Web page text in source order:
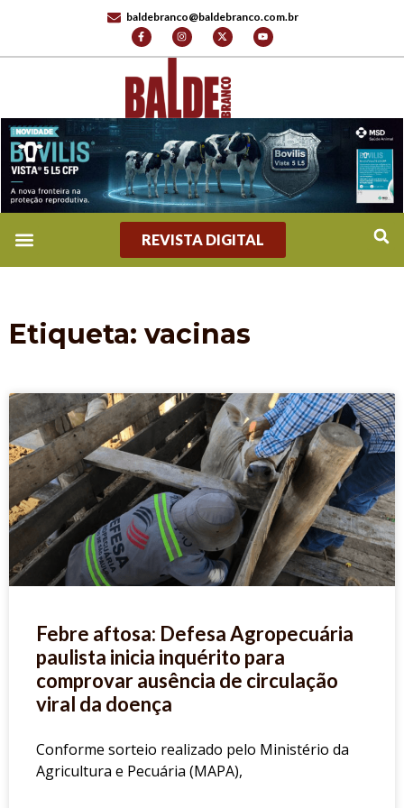
baldebranco@baldebranco.com.br
REVISTA DIGITAL
Etiqueta: vacinas
Febre aftosa: Defesa Agropecuária
paulista inicia inquérito para
comprovar ausência de circulação
viral da doença
Conforme sorteio realizado pelo Ministério da
Agricultura e Pecuária (MAPA),